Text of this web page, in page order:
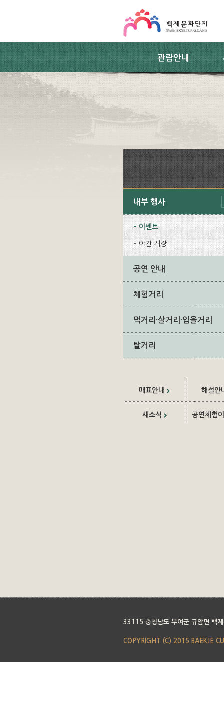
관람안내
내부 행사
이벤트
야간 개장
공연 안내
체험거리
먹거리·살거리·입을거리
탈거리
매표안내 해설안
새소식 공연체험
33115 충청남도 부여군 규암면 백
COPYRIGHT (C) 2015 BAEKJE